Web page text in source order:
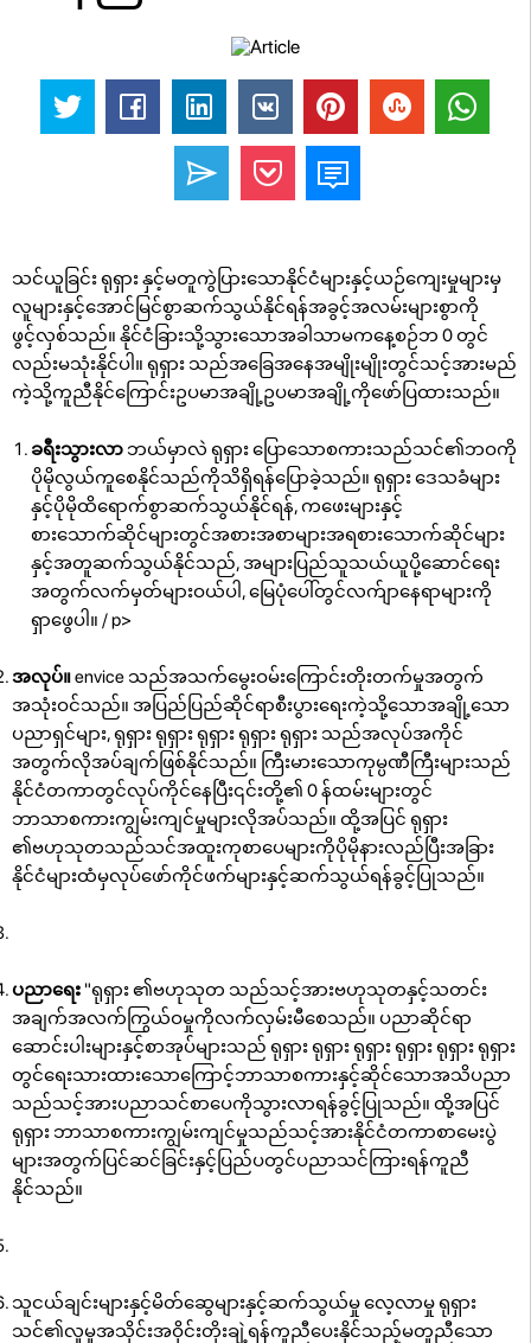
သင်ယူခြင်း ရုရှား နှင့်မတူကွဲပြားသောနိုင်ငံများနှင့်ယဉ်ကျေးမှုများမှ
လူများနှင့်အောင်မြင်စွာဆက်သွယ်နိုင်ရန်အခွင့်အလမ်းများစွာကို
ဖွင့်လှစ်သည်။ နိုင်ငံခြားသို့သွားသောအခါသာမကနေ့စဉ်ဘ 0 တွင်
လည်းမသုံးနိုင်ပါ။ ရုရှား သည်အခြေအနေအမျိုးမျိုးတွင်သင့်အားမည်
ကဲ့သို့ကူညီနိုင်ကြောင်းဥပမာအချို့ဥပမာအချို့ကိုဖော်ပြထားသည်။
ခရီးသွားလာ ဘယ်မှာလဲ ရုရှား ပြောသောစကားသည်သင်၏ဘဝကို
ပိုမိုလွယ်ကူစေနိုင်သည်ကိုသိရှိရန်ပြောခဲ့သည်။ ရုရှား ဒေသခံများ
နှင့်ပိုမိုထိရောက်စွာဆက်သွယ်နိုင်ရန်, ကဖေးများနှင့်
စားသောက်ဆိုင်များတွင်အစားအစာများအရစားသောက်ဆိုင်များ
နှင့်အတူဆက်သွယ်နိုင်သည်, အများပြည်သူသယ်ယူပို့ဆောင်ရေး
အတွက်လက်မှတ်များဝယ်ပါ, မြေပုံပေါ်တွင်လက်ျာနေရာများကို
ရှာဖွေပါ။ / p>
အလုပ်။envice သည်အသက်မွေးဝမ်းကြောင်းတိုးတက်မှုအတွက်
အသုံးဝင်သည်။ အပြည်ပြည်ဆိုင်ရာစီးပွားရေးကဲ့သို့သောအချို့သော
ပညာရှင်များ, ရုရှား ရုရှား ရုရှား ရုရှား ရုရှား သည်အလုပ်အကိုင်
အတွက်လိုအပ်ချက်ဖြစ်နိုင်သည်။ ကြီးမားသောကုမ္ပဏီကြီးများသည်
နိုင်ငံတကာတွင်လုပ်ကိုင်နေပြီး၎င်းတို့၏ 0 န်ထမ်းများတွင်
ဘာသာစကားကျွမ်းကျင်မှုများလိုအပ်သည်။ ထို့အပြင် ရုရှား
၏ဗဟုသုတသည်သင်အထူးကုစာပေများကိုပိုမိုနားလည်ပြီးအခြား
နိုင်ငံများထံမှလုပ်ဖော်ကိုင်ဖက်များနှင့်ဆက်သွယ်ရန်ခွင့်ပြုသည်။
ပညာရေး "ရုရှား ၏ဗဟုသုတ သည်သင့်အားဗဟုသုတနှင့်သတင်း
အချက်အလက်ကြွယ်ဝမှုကိုလက်လှမ်းမီစေသည်။ ပညာဆိုင်ရာ
ဆောင်းပါးများနှင့်စာအုပ်များသည် ရုရှား ရုရှား ရုရှား ရုရှား ရုရှား ရုရှား
တွင်ရေးသားထားသောကြောင့်ဘာသာစကားနှင့်ဆိုင်သောအသိပညာ
သည်သင့်အားပညာသင်စာပေကိုသွားလာရန်ခွင့်ပြုသည်။ ထို့အပြင်
ရုရှား ဘာသာစကားကျွမ်းကျင်မှုသည်သင့်အားနိုင်ငံတကာစာမေးပွဲ
များအတွက်ပြင်ဆင်ခြင်းနှင့်ပြည်ပတွင်ပညာသင်ကြားရန်ကူညီ
နိုင်သည်။
သူငယ်ချင်းများနှင့်မိတ်ဆွေများနှင့်ဆက်သွယ်မှု လေ့လာမှု ရုရှား
သင်၏လူမှုအသိုင်းအဝိုင်းတိုးချဲ့ရန်ကူညီပေးနိုင်သည့်မတူညီသော